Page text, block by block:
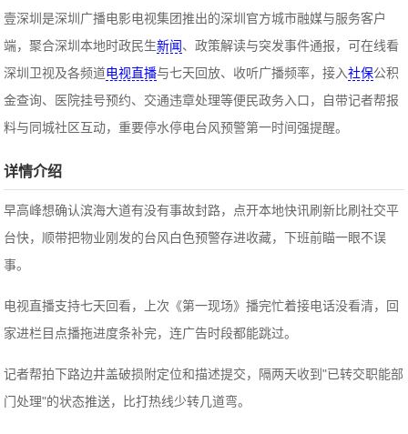
壹深圳是深圳广播电影电视集团推出的深圳官方城市融媒与服务客户
端，聚合深圳本地时政民生新闻、政策解读与突发事件通报，可在线看
深圳卫视及各频道电视直播与七天回放、收听广播频率，接入社保公积
金查询、医院挂号预约、交通违章处理等便民政务入口，自带记者帮报
料与同城社区互动，重要停水停电台风预警第一时间强提醒。
详情介绍
早高峰想确认滨海大道有没有事故封路，点开本地快讯刷新比刷社交平
台快，顺带把物业刚发的台风白色预警存进收藏，下班前瞄一眼不误
事。
电视直播支持七天回看，上次《第一现场》播完忙着接电话没看清，回
家进栏目点播拖进度条补完，连广告时段都能跳过。
记者帮拍下路边井盖破损附定位和描述提交，隔两天收到"已转交职能部
门处理"的状态推送，比打热线少转几道弯。